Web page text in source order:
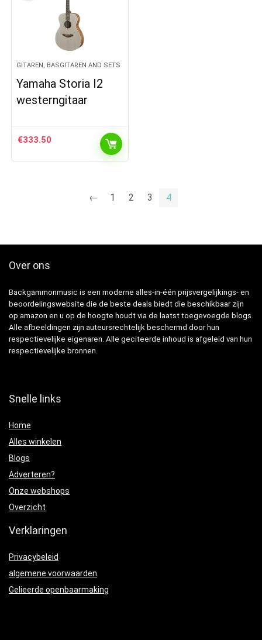
GITAREN, BASGITAREN AND SETS
Yamaha Storia I2
westerngitaar
€333.50
← 1 2 3 4
Over ons
Backgammonmusic is een moderne alles-in-één prijsvergelijkings- en
beoordelingswebsite die de beste deals biedt die beschikbaar zijn
op amazon en u op de hoogte houdt via de laatst toegevoegde blogs.
Alle afbeeldingen zijn auteursrechtelijk beschermd door hun
respectievelijke eigenaren. Alle geciteerde inhoud is afgeleid van hun
respectievelijke bronnen.
Snelle links
Home
Alles winkelen
Blogs
Adverteren?
Onze webshops
Overzicht
Verklaringen
Privacybeleid
algemene voorwaarden
Gelieerde openbaarmaking